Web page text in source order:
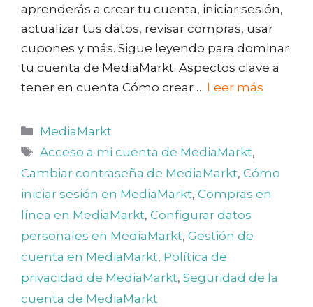
aprenderás a crear tu cuenta, iniciar sesión,
actualizar tus datos, revisar compras, usar
cupones y más. Sigue leyendo para dominar
tu cuenta de MediaMarkt. Aspectos clave a
tener en cuenta Cómo crear … Leer más
Categorías
MediaMarkt
Etiquetas
Acceso a mi cuenta de MediaMarkt,
Cambiar contraseña de MediaMarkt, Cómo
iniciar sesión en MediaMarkt, Compras en
línea en MediaMarkt, Configurar datos
personales en MediaMarkt, Gestión de
cuenta en MediaMarkt, Política de
privacidad de MediaMarkt, Seguridad de la
cuenta de MediaMarkt